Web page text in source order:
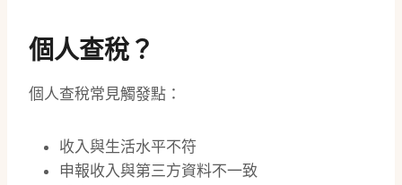
個人查稅？
個人查稅常見觸發點：
收入與生活水平不符
申報收入與第三方資料不一致